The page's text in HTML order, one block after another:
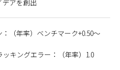
デアを創出
：（年率）ベンチマーク+0.50～
ッキングエラー：（年率）1.0